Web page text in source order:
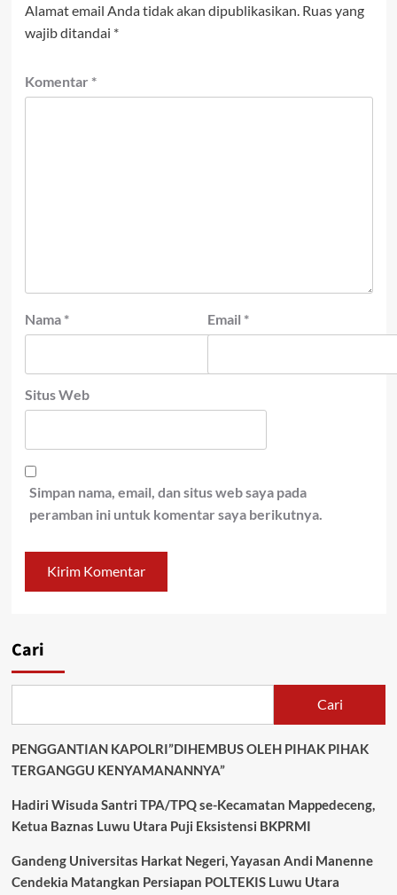
Alamat email Anda tidak akan dipublikasikan. Ruas yang
wajib ditandai *
Komentar *
Nama * Email *
Situs Web
Simpan nama, email, dan situs web saya pada
peramban ini untuk komentar saya berikutnya.
Cari
Cari
PENGGANTIAN KAPOLRI”DIHEMBUS OLEH PIHAK PIHAK
TERGANGGU KENYAMANANNYA”
Hadiri Wisuda Santri TPA/TPQ se-Kecamatan Mappedeceng,
Ketua Baznas Luwu Utara Puji Eksistensi BKPRMI
Gandeng Universitas Harkat Negeri, Yayasan Andi Manenne
Cendekia Matangkan Persiapan POLTEKIS Luwu Utara